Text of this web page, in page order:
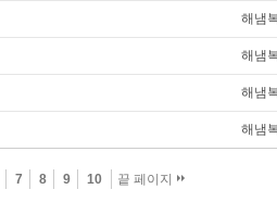
해냄
해냄
해냄
해냄
7 8 9 10 끝 페이지